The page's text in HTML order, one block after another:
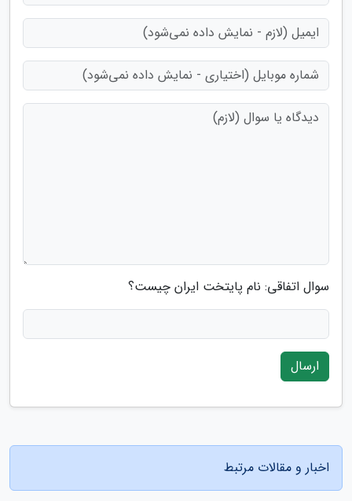
سوال اتفاقی: نام پایتخت ایران چیست؟
ارسال
اخبار و مقالات مرتبط